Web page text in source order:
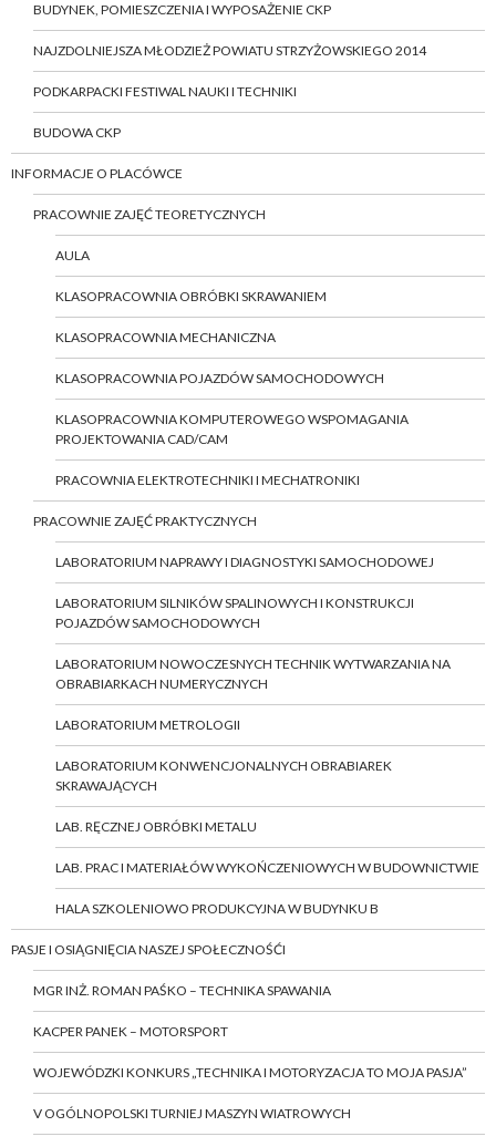
BUDYNEK, POMIESZCZENIA I WYPOSAŻENIE CKP
NAJZDOLNIEJSZA MŁODZIEŻ POWIATU STRZYŻOWSKIEGO 2014
PODKARPACKI FESTIWAL NAUKI I TECHNIKI
BUDOWA CKP
INFORMACJE O PLACÓWCE
PRACOWNIE ZAJĘĆ TEORETYCZNYCH
AULA
KLASOPRACOWNIA OBRÓBKI SKRAWANIEM
KLASOPRACOWNIA MECHANICZNA
KLASOPRACOWNIA POJAZDÓW SAMOCHODOWYCH
KLASOPRACOWNIA KOMPUTEROWEGO WSPOMAGANIA
PROJEKTOWANIA CAD/CAM
PRACOWNIA ELEKTROTECHNIKI I MECHATRONIKI
PRACOWNIE ZAJĘĆ PRAKTYCZNYCH
LABORATORIUM NAPRAWY I DIAGNOSTYKI SAMOCHODOWEJ
LABORATORIUM SILNIKÓW SPALINOWYCH I KONSTRUKCJI
POJAZDÓW SAMOCHODOWYCH
LABORATORIUM NOWOCZESNYCH TECHNIK WYTWARZANIA NA
OBRABIARKACH NUMERYCZNYCH
LABORATORIUM METROLOGII
LABORATORIUM KONWENCJONALNYCH OBRABIAREK
SKRAWAJĄCYCH
LAB. RĘCZNEJ OBRÓBKI METALU
LAB. PRAC I MATERIAŁÓW WYKOŃCZENIOWYCH W BUDOWNICTWIE
HALA SZKOLENIOWO PRODUKCYJNA W BUDYNKU B
PASJE I OSIĄGNIĘCIA NASZEJ SPOŁECZNOŚĆI
MGR INŻ. ROMAN PAŚKO – TECHNIKA SPAWANIA
KACPER PANEK – MOTORSPORT
WOJEWÓDZKI KONKURS „TECHNIKA I MOTORYZACJA TO MOJA PASJA”
V OGÓLNOPOLSKI TURNIEJ MASZYN WIATROWYCH